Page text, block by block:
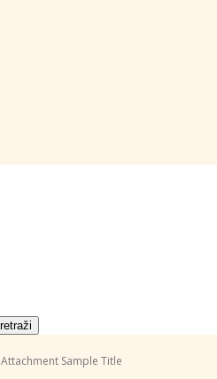
Attachment Sample Title